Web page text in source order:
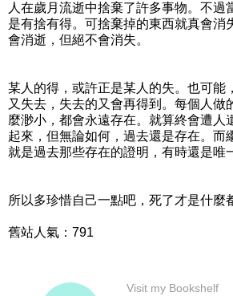
人在歲月流逝中捨棄了許多事物。不過
是有捨有得。可捨棄掉的東西就真會消
會消逝，但絕不會消失。
某人的得，或許正是某人的失。也可能
又失去，失去的又會再得到。每個人做
麼渺小，都會永遠存在。就算終會遭人
起來，但無論如何，過去還是存在。而
就是過去那些存在的證明，有時還是唯
所以多珍惜自己一點吧，死了才是什麼
舊站人氣：791